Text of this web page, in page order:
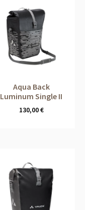
Aqua Back
Luminum Single II
130,00€